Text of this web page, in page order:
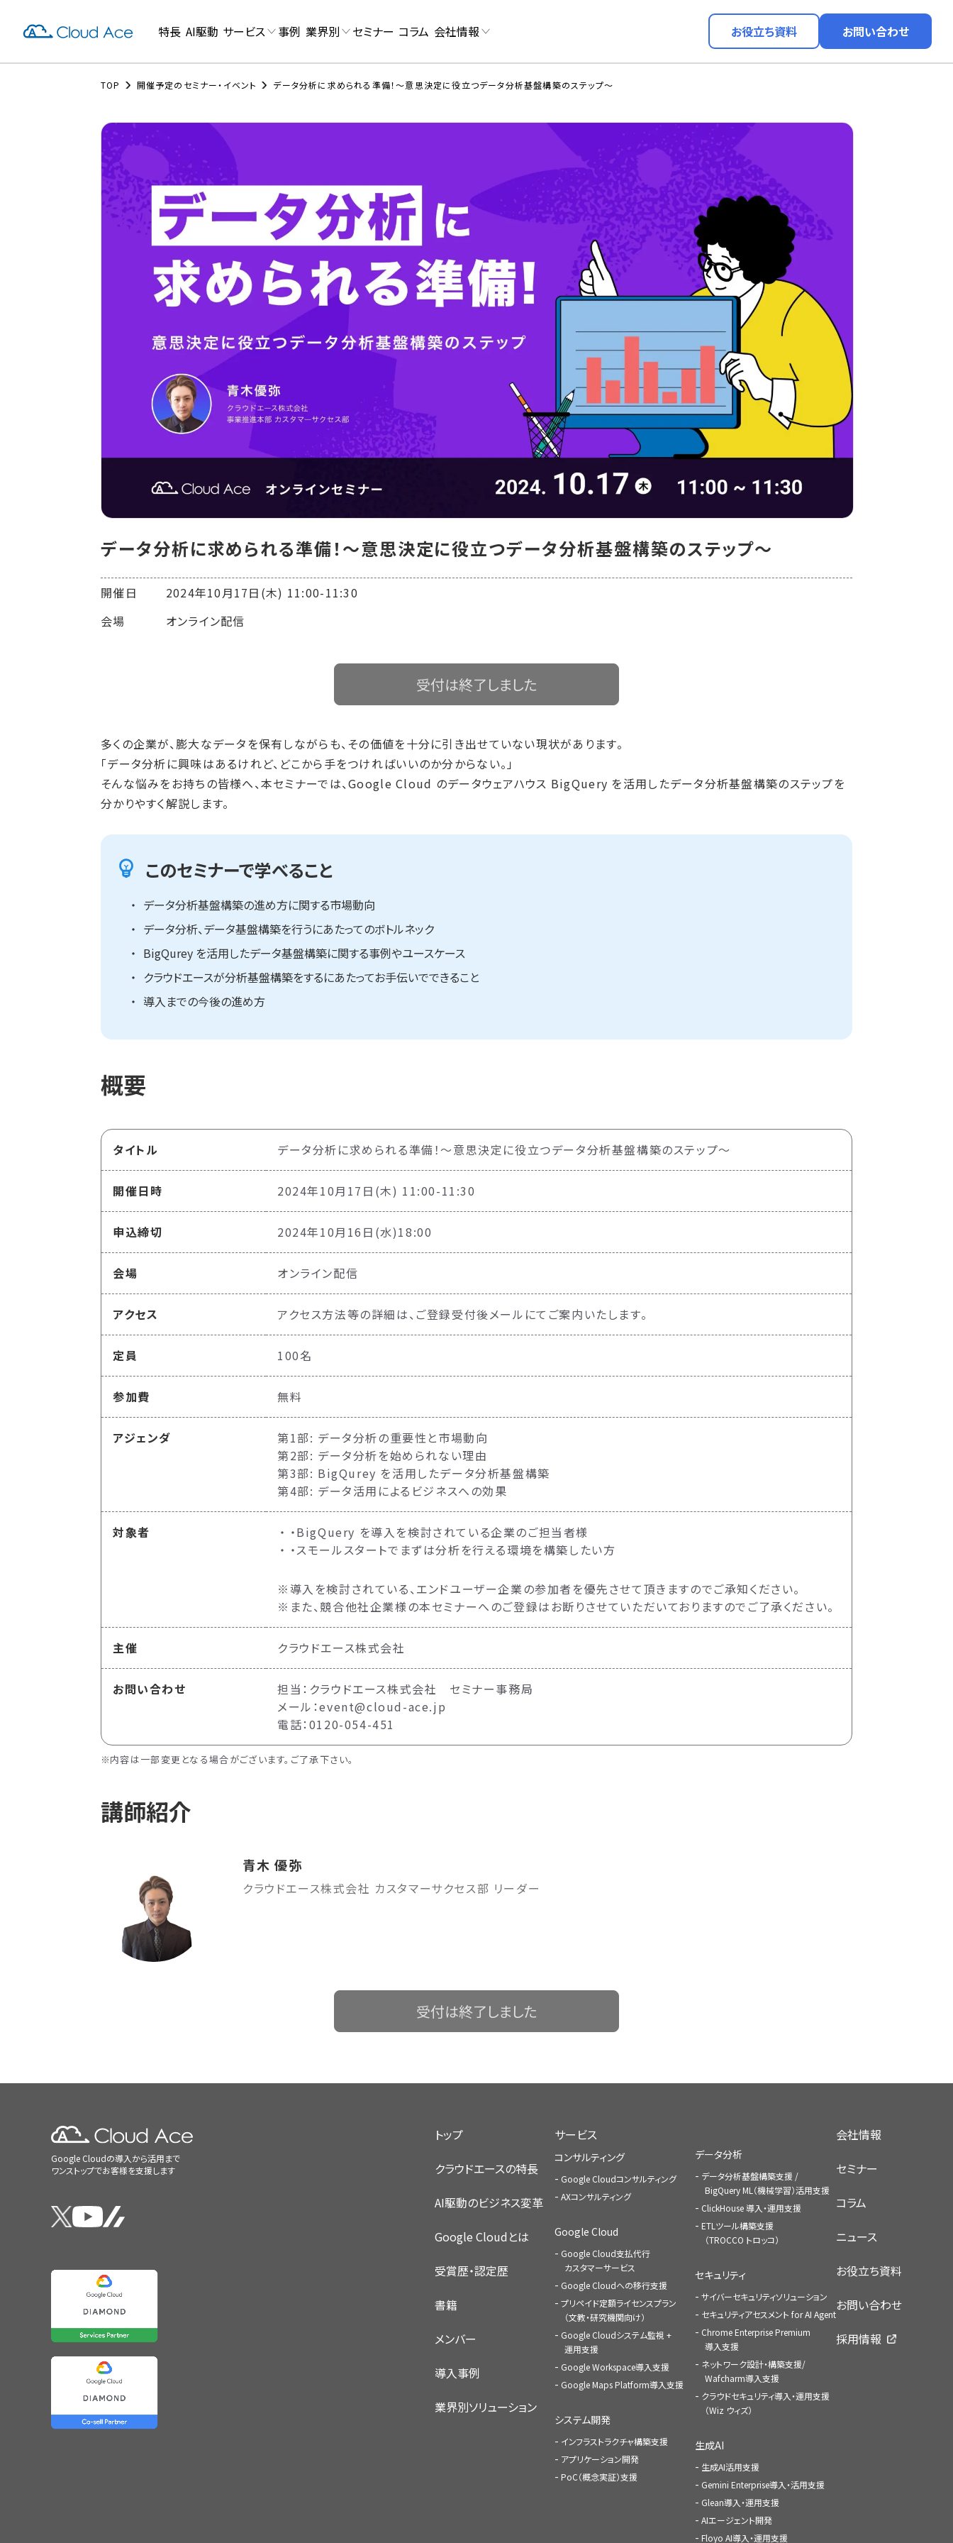
特長 AI駆動 サービス 事例 業界別 セミナー コラム 会社情報 お役立ち資料 お問い合わせ
TOP 開催予定のセミナー・イベント データ分析に求められる準備！～意思決定に役立つデータ分析基盤構築のステップ～
データ分析に求められる準備！～意思決定に役立つデータ分析基盤構築のステップ～
開催日 2024年10月17日(木) 11:00-11:30
会場 オンライン配信
受付は終了しました
多くの企業が、膨大なデータを保有しながらも、その価値を十分に引き出せていない現状があります。
「データ分析に興味はあるけれど、どこから手をつければいいのか分からない。」
そんな悩みをお持ちの皆様へ、本セミナーでは、Google Cloud のデータウェアハウス BigQuery を活用したデータ分析基盤構築のステップを
分かりやすく解説します。
このセミナーで学べること
データ分析基盤構築の進め方に関する市場動向
データ分析、データ基盤構築を行うにあたってのボトルネック
BigQurey を活用したデータ基盤構築に関する事例やユースケース
クラウドエースが分析基盤構築をするにあたってお手伝いでできること
導入までの今後の進め方
概要
タイトル データ分析に求められる準備！～意思決定に役立つデータ分析基盤構築のステップ～
開催日時 2024年10月17日(木) 11:00-11:30
申込締切 2024年10月16日(水)18:00
会場 オンライン配信
アクセス アクセス方法等の詳細は、ご登録受付後メールにてご案内いたします。
定員 100名
参加費 無料
アジェンダ
第1部: データ分析の重要性と市場動向
第2部: データ分析を始められない理由
第3部: BigQurey を活用したデータ分析基盤構築
第4部: データ活用によるビジネスへの効果
対象者
・BigQuery を導入を検討されている企業のご担当者様
・スモールスタートでまずは分析を行える環境を構築したい方
※導入を検討されている、エンドユーザー企業の参加者を優先させて頂きますのでご承知ください。
※また、競合他社企業様の本セミナーへのご登録はお断りさせていただいておりますのでご了承ください。
主催 クラウドエース株式会社
お問い合わせ
担当：クラウドエース株式会社 セミナー事務局
メール：event@cloud-ace.jp
電話：0120-054-451
内容は一部変更となる場合がございます。ご了承下さい。
講師紹介
青木 優弥
クラウドエース株式会社 カスタマーサクセス部 リーダー
受付は終了しました
Google Cloudの導入から活用まで
ワンストップでお客様を支援します
トップ
クラウドエースの特長
AI駆動のビジネス変革
Google Cloudとは
受賞歴・認定歴
書籍
メンバー
導入事例
業界別ソリューション
サービス
コンサルティング
Google Cloudコンサルティング
AXコンサルティング
Google Cloud
Google Cloud支払代行
カスタマーサービス
Google Cloudへの移行支援
プリペイド定額ライセンスプラン
（文教・研究機関向け）
Google Cloudシステム監視 +
運用支援
Google Workspace導入支援
Google Maps Platform導入支援
システム開発
インフラストラクチャ構築支援
アプリケーション開発
PoC（概念実証）支援
データ分析
データ分析基盤構築支援 /
BigQuery ML（機械学習）活用支援
ClickHouse 導入・運用支援
ETLツール構築支援
（TROCCO トロッコ）
セキュリティ
サイバーセキュリティソリューション
セキュリティアセスメント for AI Agent
Chrome Enterprise Premium
導入支援
ネットワーク設計・構築支援/
Wafcharm導入支援
クラウドセキュリティ導入・運用支援
（Wiz ウィズ）
生成AI
生成AI活用支援
Gemini Enterprise導入・活用支援
Glean導入・運用支援
AIエージェント開発
Floyo AI導入・運用支援
会社情報
セミナー
コラム
ニュース
お役立ち資料
お問い合わせ
採用情報